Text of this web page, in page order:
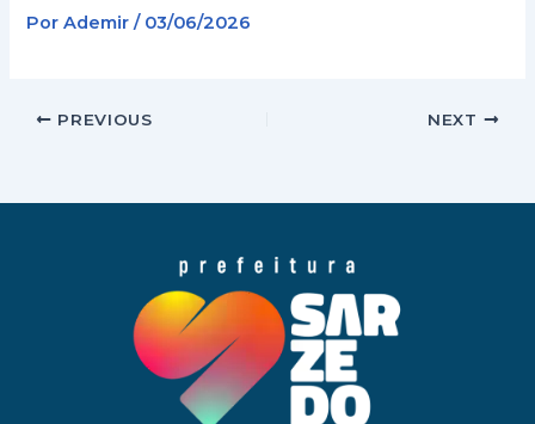
PorAdemir/ 03/06/2026
PREVIOUS NEXT